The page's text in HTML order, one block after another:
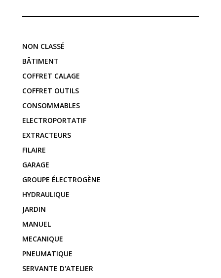
NON CLASSÉ
BÂTIMENT
COFFRET CALAGE
COFFRET OUTILS
CONSOMMABLES
ELECTROPORTATIF
EXTRACTEURS
FILAIRE
GARAGE
GROUPE ÉLECTROGÈNE
HYDRAULIQUE
JARDIN
MANUEL
MECANIQUE
PNEUMATIQUE
SERVANTE D'ATELIER